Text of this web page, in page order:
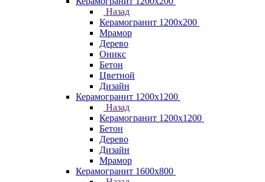
Назад
Керамогранит 1200x200
Мрамор
Дерево
Оникс
Бетон
Цветной
Дизайн
Керамогранит 1200x1200
Назад
Керамогранит 1200x1200
Бетон
Дерево
Дизайн
Мрамор
Керамогранит 1600х800